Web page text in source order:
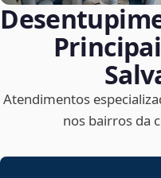
Atendimentos
nos bairros da